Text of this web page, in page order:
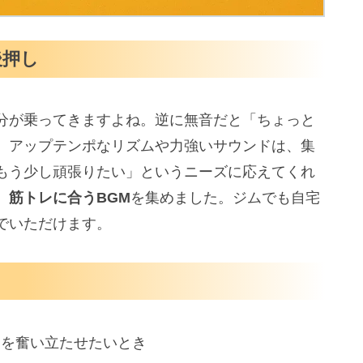
し
乗ってきますよね。逆に無音だと「ちょっと
ップテンポなリズムや力強いサウンドは、集
少し頑張りたい」というニーズに応えてくれ
筋トレに合うBGMを集めました。ジムでも自宅
ただけます。
奮い立たせたいとき